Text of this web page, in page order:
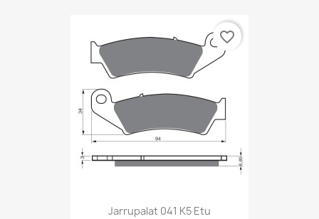
Jarrupalat 041 K5 Etu
favorite_border